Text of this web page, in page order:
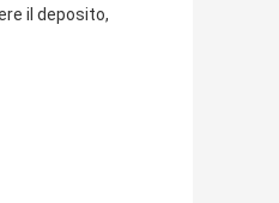
il deposito,